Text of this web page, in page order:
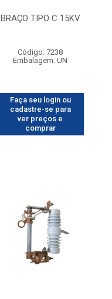
BRAÇO TIPO C 15KV
Código: 7238
Embalagem: UN
Faça seu login ou
cadastre-se para
ver preços e
comprar